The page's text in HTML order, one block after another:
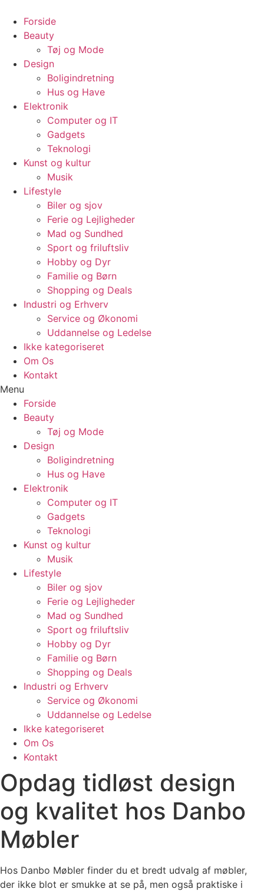
indhold
Forside
Beauty
Tøj og Mode
Design
Boligindretning
Hus og Have
Elektronik
Computer og IT
Gadgets
Teknologi
Kunst og kultur
Musik
Lifestyle
Biler og sjov
Ferie og Lejligheder
Mad og Sundhed
Sport og friluftsliv
Hobby og Dyr
Familie og Børn
Shopping og Deals
Industri og Erhverv
Service og Økonomi
Uddannelse og Ledelse
Ikke kategoriseret
Om Os
Kontakt
Menu
Forside
Beauty
Tøj og Mode
Design
Boligindretning
Hus og Have
Elektronik
Computer og IT
Gadgets
Teknologi
Kunst og kultur
Musik
Lifestyle
Biler og sjov
Ferie og Lejligheder
Mad og Sundhed
Sport og friluftsliv
Hobby og Dyr
Familie og Børn
Shopping og Deals
Industri og Erhverv
Service og Økonomi
Uddannelse og Ledelse
Ikke kategoriseret
Om Os
Kontakt
Opdag tidløst design
og kvalitet hos Danbo
Møbler
Hos Danbo Møbler finder du et bredt udvalg af møbler,
der ikke blot er smukke at se på, men også praktiske i